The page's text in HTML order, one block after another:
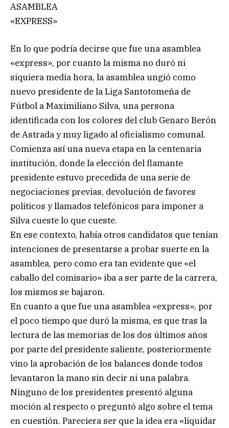
ASAMBLEA
«EXPRESS»
En lo que podría decirse que fue una asamblea
«express», por cuanto la misma no duró ni
siquiera media hora, la asamblea ungió como
nuevo presidente de la Liga Santotomeña de
Fútbol a Maximiliano Silva, una persona
identificada con los colores del club Genaro Berón
de Astrada y muy ligado al oficialismo comunal.
Comienza así una nueva etapa en la centenaria
institución, donde la elección del flamante
presidente estuvo precedida de una serie de
negociaciones previas, devolución de favores
políticos y llamados telefónicos para imponer a
Silva cueste lo que cueste.
En ese contexto, había otros candidatos que tenían
intenciones de presentarse a probar suerte en la
asamblea, pero como era tan evidente que «el
caballo del comisario» iba a ser parte de la carrera,
los mismos se bajaron.
En cuanto a que fue una asamblea «express», por
el poco tiempo que duró la misma, es que tras la
lectura de las memorias de los dos últimos años
por parte del presidente saliente, posteriormente
vino la aprobación de los balances donde todos
levantaron la mano sin decir ni una palabra.
Ninguno de los presidentes presentó alguna
moción al respecto o preguntó algo sobre el tema
en cuestión. Pareciera ser que la idea era «liquidar